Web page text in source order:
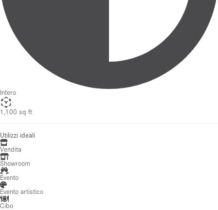
Intero
1,100 sq ft
Utilizzi ideali
Vendita
Showroom
Evento
Evento artistico
Cibo